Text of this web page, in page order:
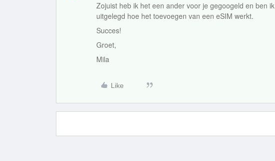
Zojuist heb ik het een ander voor je gegoogeld en ben ik
uitgelegd hoe het toevoegen van een eSIM werkt.
Succes!
Groet,
Mila
Like